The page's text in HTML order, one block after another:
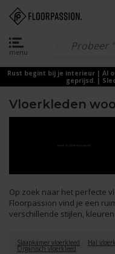
menu
Rust begint bij je interieur | Al
geprijsd. |
Vloerkleden
Op zoek naar het perfecte
Floorpassion vind je een
verschillende stijlen,
Slaapkamer vloerkleed Hal
Organisch vloerkleed